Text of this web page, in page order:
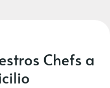
Chefs a